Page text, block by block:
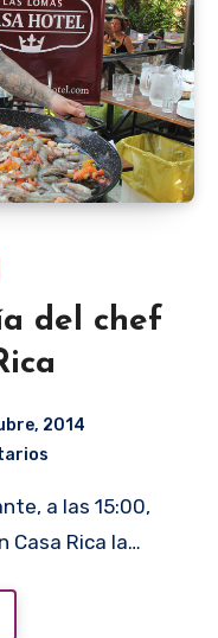
del chef
2014
Casa Rica la…